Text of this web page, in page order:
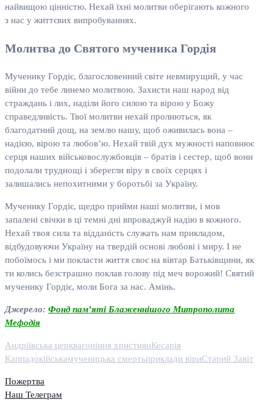
найвищою цінністю. Нехай їхні молитви оберігають кожного
з нас у життєвих випробуваннях.
Молитва до Святого мученика Гордія
Мученику Гордіє, благословенний світе невмирущий, у час
війни до тебе линемо молитвою. Захисти наш народ від
страждань і лих, наділи його силою та вірою у Божу
справедливість. Твої молитви нехай пролиються, як
благодатний дощ, на землю нашу, щоб оживилась вона –
надією, вірою та любов’ю. Нехай твій дух мужності наповнює
серця наших військовослужбовців – братів і сестер, щоб вони
подолали труднощі і зберегли віру в своїх серцях і
залишались непохитними у боротьбі за Україну.
Мученику Гордіє, щедро прийми наші молитви, і мов
запалені свічки в ці темні дні впроваджуй надію в кожного.
Нехай твоя сила та відданість служать нам прикладом,
відбудовуючи Україну на твердій основі любові і миру. І не
побоїмось і ми покласти життя своє на вівтар Батьківщини, як
ти колись безстрашно поклав голову під меч ворожий! Святий
мученику Гордіє, моли Бога за нас. Амінь.
Джерело: Фонд пам’яті Блаженнішого Митрополита
Мефодія
Андріївська церквагоніння християнКесарія
Каппадокійськамученицька смертьприклади віриСтарий Завіт
Пожертва
Наш Телеграм